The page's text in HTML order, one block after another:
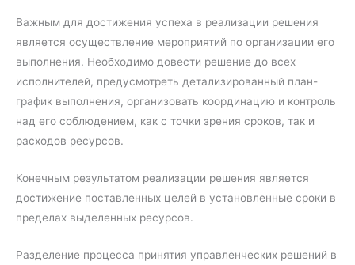
Важным для достижения успеха в реализации решения
является осуществление мероприятий по организации его
выполнения. Необходимо довести решение до всех
исполнителей, предусмотреть детализированный план-
график выполнения, организовать координацию и контроль
над его соблюдением, как с точки зрения сроков, так и
расходов ресурсов.
Конечным результатом реализации решения является
достижение поставленных целей в установленные сроки в
пределах выделенных ресурсов.
Разделение процесса принятия управленческих решений в